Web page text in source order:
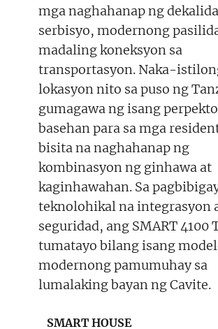
mga naghahanap ng
serbisyo, modernong
madaling koneksyon sa
transportasyon. Naka-
lokasyon nito sa puso ng
gumagawa ng isang
basehan para sa mga
bisita na naghahanap ng
kombinasyon ng ginhawa at
kaginhawahan. Sa
teknolohikal na integrasyon
seguridad, ang SMART 4100
tumatayo bilang isang
modernong pamumuhay sa
lumalaking bayan ng Cavite.
SMART HOUSE